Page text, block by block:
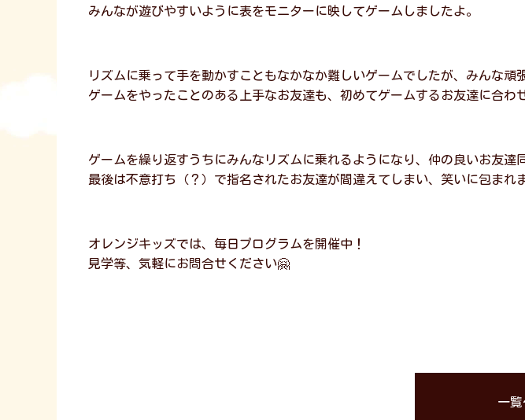
みんなが遊びやすいように表をモニターに映してゲームしましたよ。
リズムに乗って手を動かすこともなかなか難しいゲームでしたが、みんな頑
ゲームをやったことのある上手なお友達も、初めてゲームするお友達に合わ
ゲームを繰り返すうちにみんなリズムに乗れるようになり、仲の良いお友達
最後は不意打ち（？）で指名されたお友達が間違えてしまい、笑いに包まれ
オレンジキッズでは、毎日プログラムを開催中！
見学等、気軽にお問合せください🤗
一覧